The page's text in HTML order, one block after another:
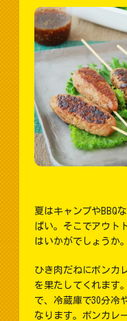
夏はキャンプやBBQ
ぱい。そこでアウト
はいかがでしょうか。
ひき肉だねにボンカ
を果たしてくれます
で、冷蔵庫で30分冷
なります。ボンカレ